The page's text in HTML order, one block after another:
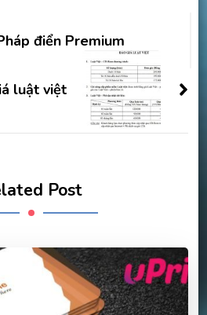
điển Premium
luật việt
Post